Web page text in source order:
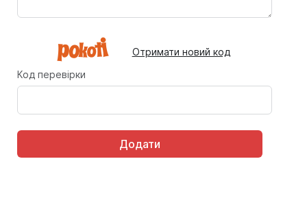
Отримати новий код
Код перевірки